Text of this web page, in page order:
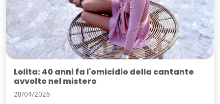
Lolita: 40 anni fa l'omicidio della cantante
avvolto nel mistero
28/04/2026